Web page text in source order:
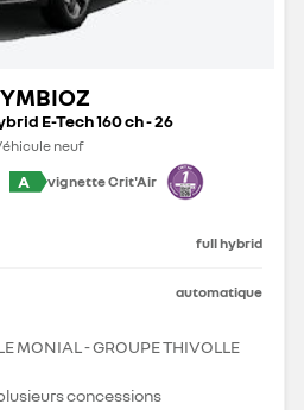
E-Tech 160 ch - 26
neuf
A vignette Crit'Air
full hybrid
automatique
MONIAL - GROUPE THIVOLLE
concessions